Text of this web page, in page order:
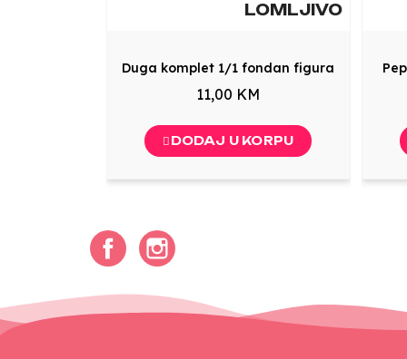
Duga komplet 1/1 fondan figura
11,00 KM
DODAJ U KORPU
LOMLJIVO
Facebook